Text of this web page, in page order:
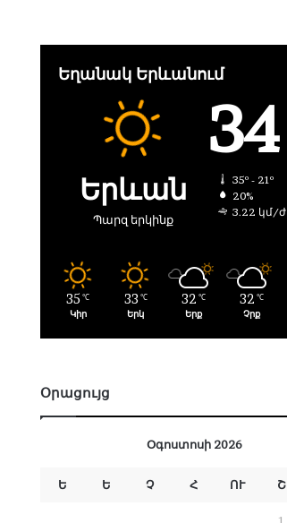
Եղանակ Երևանում
Երևան
Պարզ երկինք
34
35º - 21º
20%
3.22 կմ/ժ
35 ℃
Կիր
33 ℃
Երկ
32 ℃
Երք
32 ℃
Չրք
Օրացույց
Օգոստոսի 2026
Ե Ե Չ Հ ՈՒ Շ
1